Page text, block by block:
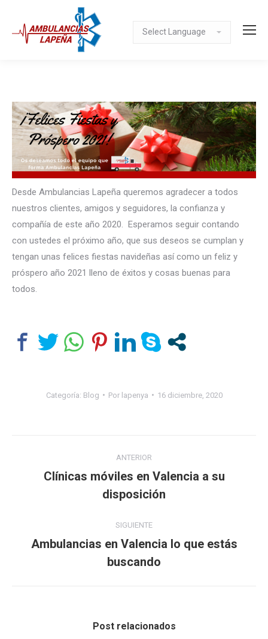
Desde Ambulancias Lapeña queremos agradecer a todos
nuestros clientes, amigos y seguidores, la confianza y
compañía de este año 2020. Esperamos seguir contando
con ustedes el próximo año, que sus deseos se cumplan y
tengan unas felices fiestas navideñas así como un feliz y
próspero año 2021 lleno de éxitos y cosas buenas para
todos.
Categoría: Blog Por lapenya 16 diciembre, 2020
ANTERIOR
Publicación
anterior:
Clínicas móviles en Valencia a su
disposición
SIGUIENTE
Publicación
siguiente:
Ambulancias en Valencia lo que estás
buscando
Post relacionados